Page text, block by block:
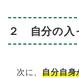
２ 自分の入
次に、自分自身